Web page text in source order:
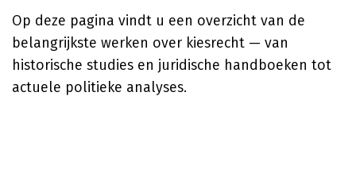
Op deze pagina vindt u een overzicht van de
belangrijkste werken over kiesrecht — van
historische studies en juridische handboeken tot
actuele politieke analyses.